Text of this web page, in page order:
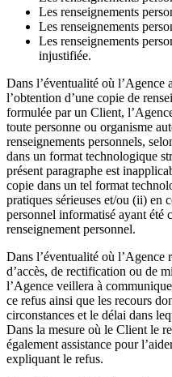
Les renseignements
Les renseignements
Les renseignements
injustifiée.
Dans l’éventualité où l’Agence
l’obtention d’une copie de
formulée par un Client,
toute personne ou organisme
renseignements personnels,
dans un format technologique
présent paragraphe est
copie dans un tel format
pratiques sérieuses et/ou (ii) en
personnel informatisé ayant été
renseignement personnel.
Dans l’éventualité où l’Agence
d’accès, de rectification ou de
l’Agence veillera à
ce refus ainsi que les recours
circonstances et le délai dans
Dans la mesure où le Client le
également assistance pour
expliquant le refus.